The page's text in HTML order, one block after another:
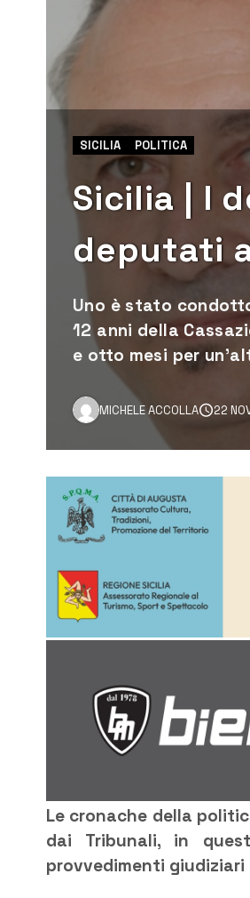
SICILIA POLITICA
Sicilia | I
deputati
Uno è stato
12 anni della
e otto mesi per
MICHELE ACCOLLA 22
Le cronache della
dai Tribunali, in
provvedimenti giudiziari